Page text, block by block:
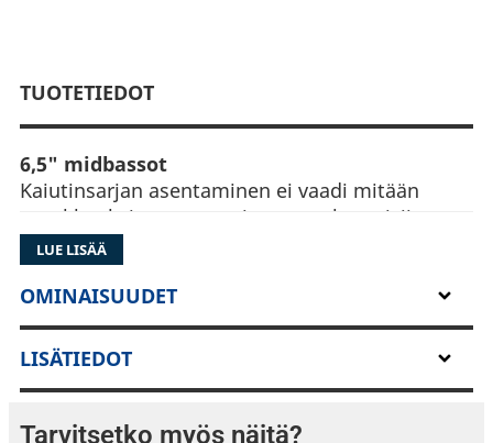
TUOTETIEDOT
6,5" midbassot
Kaiutinsarjan asentaminen ei vaadi mitään
muokkauksia autoon tai auton rakenteisiin,
vaan kaikki komponentit sopivat 100% suoraan
alkuperäisten kaiuttimien tilalle ja alkuperäisiä
liittimiä käyttäen.
6,5" midbasso on paperimassakartiolla,
butyylikumiripustuksella ja tehokkaalla 85 x
LUE LISÄÄ
OMINAISUUDET
LISÄTIEDOT
Tarvitsetko myös näitä?